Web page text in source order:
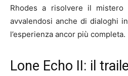
Rhodes a risolvere il mistero
avvalendosi anche di dialoghi
l’esperienza ancor più completa.
Lone Echo II: il